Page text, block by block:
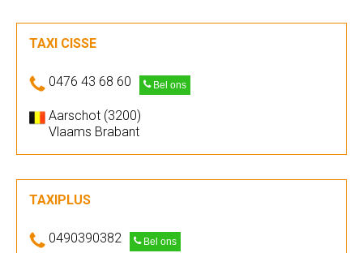
TAXI CISSE
0476 43 68 60 Bel ons
Aarschot (3200)
Vlaams Brabant
TAXIPLUS
0490390382 Bel ons